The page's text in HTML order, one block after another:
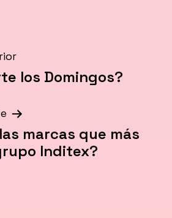
los Domingos?
marcas que más
Inditex?